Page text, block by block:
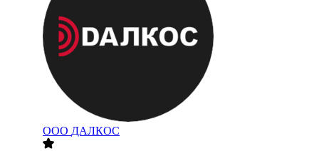
ООО ДАЛКОС